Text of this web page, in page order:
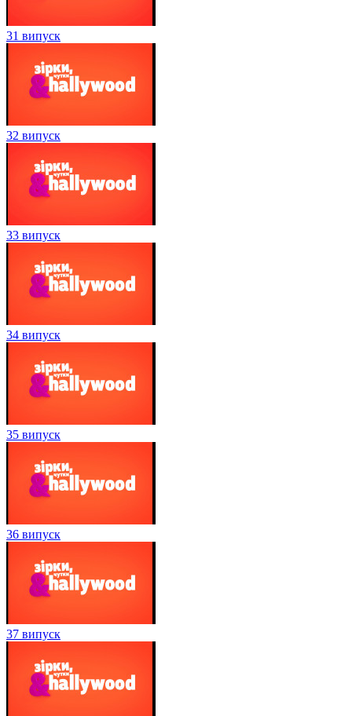
31 випуск
32 випуск
33 випуск
34 випуск
35 випуск
36 випуск
37 випуск